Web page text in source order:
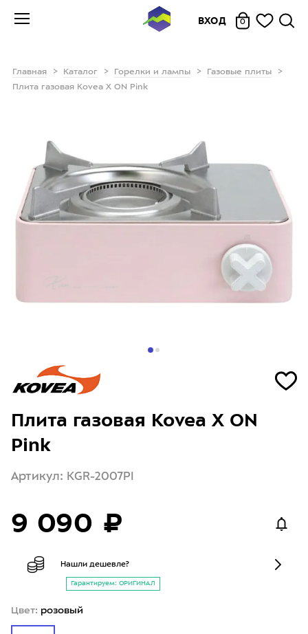
ВХОД 0
Главная Каталог Горелки и лампы
Газовые плиты
Плита газовая Kovea X ON Pink
Плита газовая Kovea X ON
Pink
Артикул: KGR-2007PI
9 090 ₽
Нашли дешевле?
Гарантируем: ОРИГИНАЛ
Цвет: розовый